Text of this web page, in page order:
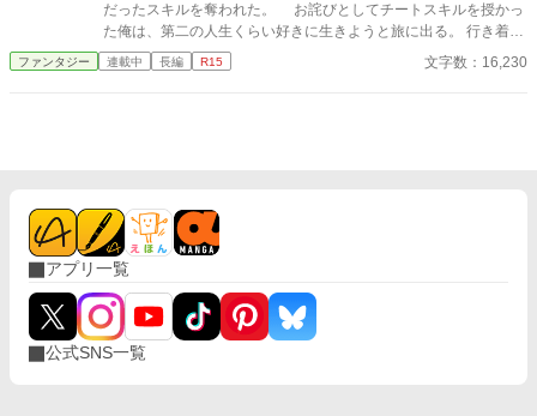
だったスキルを奪われた。 お詫びとしてチートスキルを授かっ
た俺は、第二の人生くらい好きに生きようと旅に出る。 行き着い
た先は、寂れた町の場末の酒場だ。 なぜか客は男ばかりだが、
日雇い冒険者や恐妻家の肉屋たちとの気楽な毎日は悪くない。
ファンタジー 連載中 長編 R15 文字数：16,230
アプリ一覧
公式SNS一覧